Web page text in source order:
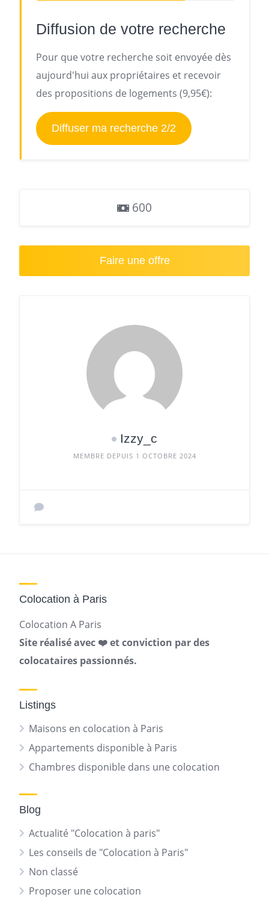
Diffusion de votre recherche
Pour que votre recherche soit envoyée dès
aujourd'hui aux propriétaires et recevoir
des propositions de logements (9,95€):
Diffuser ma recherche 2/2
600
Faire une offre
Izzy_c
MEMBRE DEPUIS 1 OCTOBRE 2024
Colocation à Paris
Colocation A Paris
Site réalisé avec ❤️ et conviction par des
colocataires passionnés.
Listings
Maisons en colocation à Paris
Appartements disponible à Paris
Chambres disponible dans une colocation
Blog
Actualité "Colocation à paris"
Les conseils de "Colocation à Paris"
Non classé
Proposer une colocation